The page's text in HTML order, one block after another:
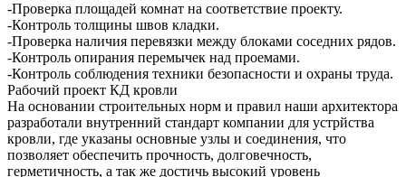
-Проверка площадей комнат на соответствие проекту.
-Контроль толщины швов кладки.
-Проверка наличия перевязки между блоками соседних рядов.
-Контроль опирания перемычек над проемами.
-Контроль соблюдения техники безопасности и охраны труда.
Рабочий проект КД кровли
На основании строительных норм и правил наши архитектора
разработали внутренний стандарт компании для устрйства
кровли, где указаны основные узлы и соединения, что
позволяет обеспечить прочность, долговечность,
герметичность, а так же достичь высокий уровень